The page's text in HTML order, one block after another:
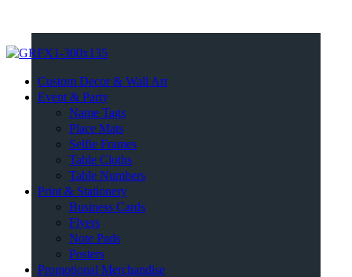
Custom Decor & Wall Art
Event & Party
Name Tags
Place Mats
Selfie Frames
Table Cloths
Table Numbers
Print & Stationery
Business Cards
Flyers
Note Pads
Posters
Promotional Merchandise